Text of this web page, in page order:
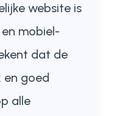
website is
mobiel-
dat de
en goed
alle